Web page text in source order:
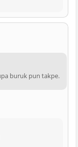
buruk pun takpe.